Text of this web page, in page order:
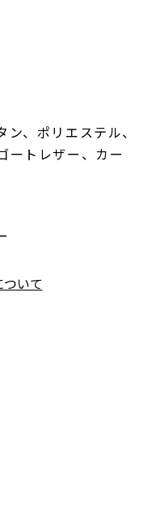
ン、ポリエステル、
ートレザー、カー
いて